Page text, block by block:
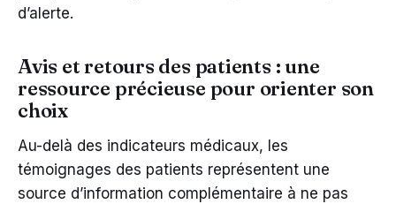
d’alerte.
Avis et retours des patients : une
ressource précieuse pour orienter son
choix
Au-delà des indicateurs médicaux, les
témoignages des patients représentent une
source d’information complémentaire à ne pas